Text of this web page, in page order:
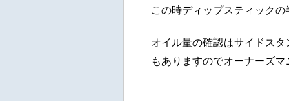
この時ディップスティック
オイル量の確認はサイドス
もありますのでオーナーズマ